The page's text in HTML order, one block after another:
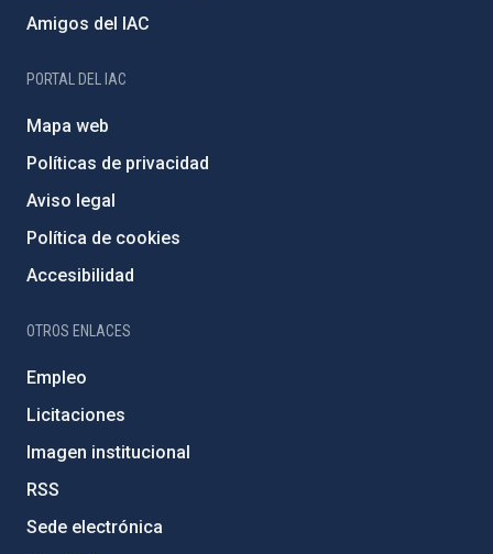
Amigos del IAC
PORTAL DEL IAC
Mapa web
Políticas de privacidad
Aviso legal
Política de cookies
Accesibilidad
OTROS ENLACES
Empleo
Licitaciones
Imagen institucional
RSS
Sede electrónica